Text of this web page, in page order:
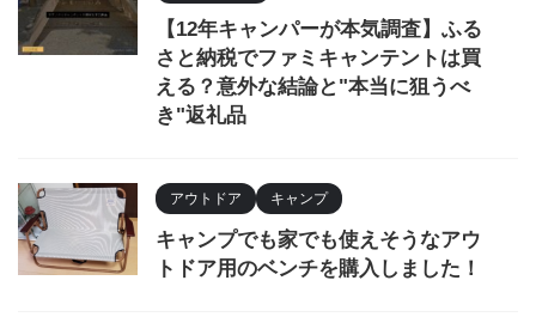
【12年キャンパーが本気調査】ふる
さと納税でファミキャンテントは買
える？意外な結論と"本当に狙うべ
き"返礼品
アウトドア キャンプ
キャンプでも家でも使えそうなアウ
トドア用のベンチを購入しました！